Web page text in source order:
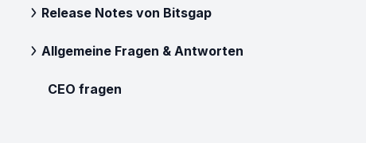
Release Notes von Bitsgap
Allgemeine Fragen & Antworten
CEO fragen